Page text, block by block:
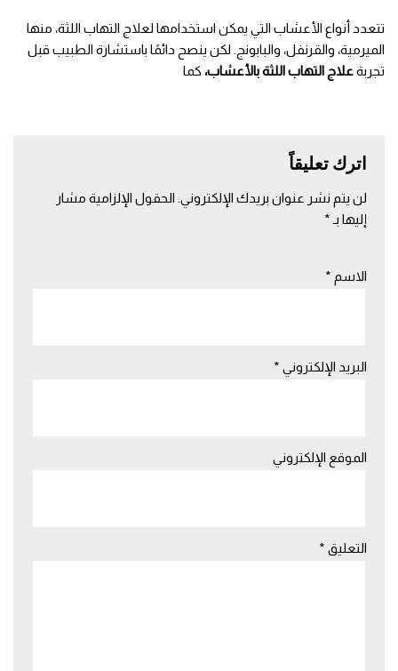
تتعدد أنواع الأعشاب التي يمكن استخدامها لعلاج التهاب اللثة، منها
الميرمية، والقرنفل، والبابونج. لكن ينصح دائمًا باستشارة الطبيب قبل
تجربةعلاج التهاب اللثة بالأعشاب، كما
اترك تعليقاً
لن يتم نشر عنوان بريدك الإلكتروني. الحقول الإلزامية مشار
إليها بـ *
الاسم *
البريد الإلكتروني *
الموقع الإلكتروني
التعليق *